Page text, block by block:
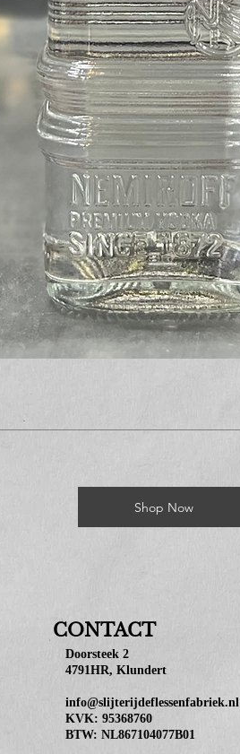
Shop Now
CONTACT
Doorsteek 2
4791HR, Klundert
info@slijterijdeflessenfabriek.nl
KVK: 95368760
BTW: NL867104077B01